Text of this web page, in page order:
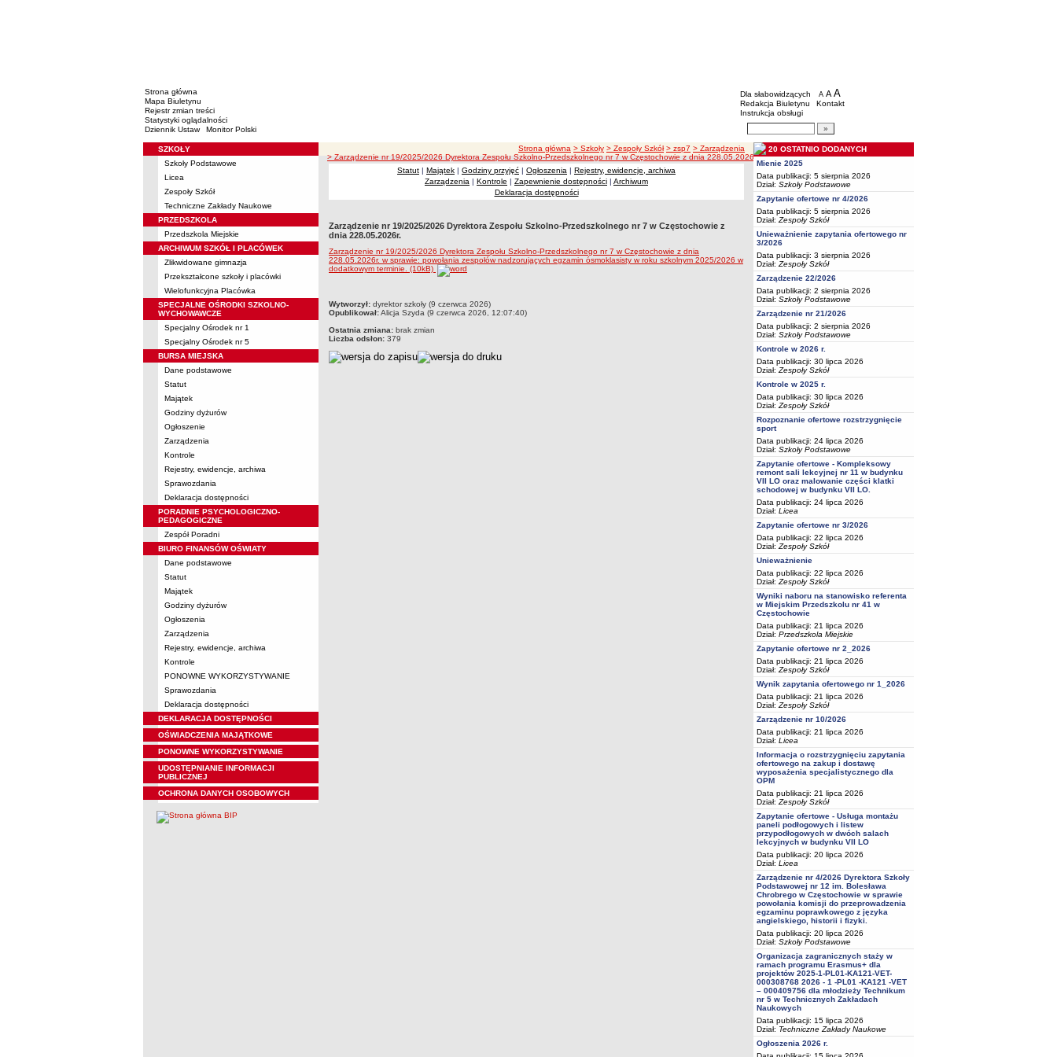
Strona główna
Mapa Biuletynu
Rejestr zmian treści
Statystyki oglądalności
Dziennik Ustaw
Monitor Polski
BIP - Oświata Częstochowa
Menu dodatkowe
Dla słabowidzących A pomniejsz czcionkę
A standardowy rozmiar czcionki
A
Redakcja Biuletynu
Kontakt
Instrukcja obsługi
Wyszukiwarka artykułów
Menu
SZKOŁY
Szkoły Podstawowe
Licea
Zespoły Szkół
Techniczne Zakłady Naukowe
PRZEDSZKOLA
Przedszkola Miejskie
ARCHIWUM SZKÓŁ I PLACÓWEK
Zlikwidowane gimnazja
Przekształcone szkoły i placówki
Wielofunkcyjna Placówka
SPECJALNE OŚRODKI SZKOLNO-
WYCHOWAWCZE
Specjalny Ośrodek nr 1
Specjalny Ośrodek nr 5
BURSA MIEJSKA
Dane podstawowe
Statut
Majątek
Godziny dyżurów
Ogłoszenie
Zarządzenia
Kontrole
Rejestry, ewidencje, archiwa
Sprawozdania
Deklaracja dostępności
PORADNIE PSYCHOLOGICZNO-
PEDAGOGICZNE
Zespół Poradni
BIURO FINANSÓW OŚWIATY
Dane podstawowe
Statut
Majątek
Godziny dyżurów
Ogłoszenia
Zarządzenia
Rejestry, ewidencje, archiwa
Kontrole
PONOWNE WYKORZYSTYWANIE
Sprawozdania
Deklaracja dostępności
DEKLARACJA DOSTĘPNOŚCI
OŚWIADCZENIA MAJĄTKOWE
PONOWNE WYKORZYSTYWANIE
UDOSTĘPNIANIE INFORMACJI
PUBLICZNEJ
OCHRONA DANYCH OSOBOWYCH
ścieżka nawigacji
Strona główna > Szkoły > Zespoły Szkół > zsp7 > Zarządzenia
> Zarządzenie nr 19/2025/2026 Dyrektora Zespołu Szkolno-Przedszkolnego nr 7 w Częstochowie z dnia 228.05.2026r.
Statut | Majątek | Godziny przyjęć | Ogłoszenia | Rejestry, ewidencje, archiwa
Zarządzenia | Kontrole | Zapewnienie dostępności | Archiwum
Deklaracja dostępności
Zarządzenie nr 19/2025/2026 Dyrektora Zespołu Szkolno-Przedszkolnego nr 7 w Częstochowie z
dnia 228.05.2026r.
Zarządzenie nr 19/2025/2026 Dyrektora Zespołu Szkolno-Przedszkolnego nr 7 w Częstochowie z dnia
228.05.2026r. w sprawie: powołania zespołów nadzorujących egzamin ósmoklasisty w roku szkolnym 2025/2026 w
dodatkowym terminie. (10kB)
metryczka
Wytworzył: dyrektor szkoły (9 czerwca 2026)
Opublikował:Alicja Szyda (9 czerwca 2026, 12:07:40)
Ostatnia zmiana: brak zmian
Liczba odsłon: 379
20 OSTATNIO DODANYCH
Mienie 2025
Data publikacji: 5 sierpnia 2026
Dział: Szkoły Podstawowe
Zapytanie ofertowe nr 4/2026
Data publikacji: 5 sierpnia 2026
Dział: Zespoły Szkół
Unieważnienie zapytania ofertowego nr
3/2026
Data publikacji: 3 sierpnia 2026
Dział: Zespoły Szkół
Zarządzenie 22/2026
Data publikacji: 2 sierpnia 2026
Dział: Szkoły Podstawowe
Zarządzenie nr 21/2026
Data publikacji: 2 sierpnia 2026
Dział: Szkoły Podstawowe
Kontrole w 2026 r.
Data publikacji: 30 lipca 2026
Dział: Zespoły Szkół
Kontrole w 2025 r.
Data publikacji: 30 lipca 2026
Dział: Zespoły Szkół
Rozpoznanie ofertowe rozstrzygnięcie
sport
Data publikacji: 24 lipca 2026
Dział: Szkoły Podstawowe
Zapytanie ofertowe - Kompleksowy
remont sali lekcyjnej nr 11 w budynku
VII LO oraz malowanie części klatki
schodowej w budynku VII LO.
Data publikacji: 24 lipca 2026
Dział: Licea
Zapytanie ofertowe nr 3/2026
Data publikacji: 22 lipca 2026
Dział: Zespoły Szkół
Unieważnienie
Data publikacji: 22 lipca 2026
Dział: Zespoły Szkół
Wyniki naboru na stanowisko referenta
w Miejskim Przedszkolu nr 41 w
Częstochowie
Data publikacji: 21 lipca 2026
Dział: Przedszkola Miejskie
Zapytanie ofertowe nr 2_2026
Data publikacji: 21 lipca 2026
Dział: Zespoły Szkół
Wynik zapytania ofertowego nr 1_2026
Data publikacji: 21 lipca 2026
Dział: Zespoły Szkół
Zarządzenie nr 10/2026
Data publikacji: 21 lipca 2026
Dział: Licea
Informacja o rozstrzygnięciu zapytania
ofertowego na zakup i dostawę
wyposażenia specjalistycznego dla
OPM
Data publikacji: 21 lipca 2026
Dział: Zespoły Szkół
Zapytanie ofertowe - Usługa montażu
paneli podłogowych i listew
przypodłogowych w dwóch salach
lekcyjnych w budynku VII LO
Data publikacji: 20 lipca 2026
Dział: Licea
Zarządzenie nr 4/2026 Dyrektora Szkoły
Podstawowej nr 12 im. Bolesława
Chrobrego w Częstochowie w sprawie
powołania komisji do przeprowadzenia
egzaminu poprawkowego z języka
angielskiego, historii i fizyki.
Data publikacji: 20 lipca 2026
Dział: Szkoły Podstawowe
Organizacja zagranicznych staży w
ramach programu Erasmus+ dla
projektów 2025-1-PL01-KA121-VET-
000308768 2026 - 1 -PL01 -KA121 -VET
– 000409756 dla młodzieży Technikum
nr 5 w Technicznych Zakładach
Naukowych
Data publikacji: 15 lipca 2026
Dział: Techniczne Zakłady Naukowe
Ogłoszenia 2026 r.